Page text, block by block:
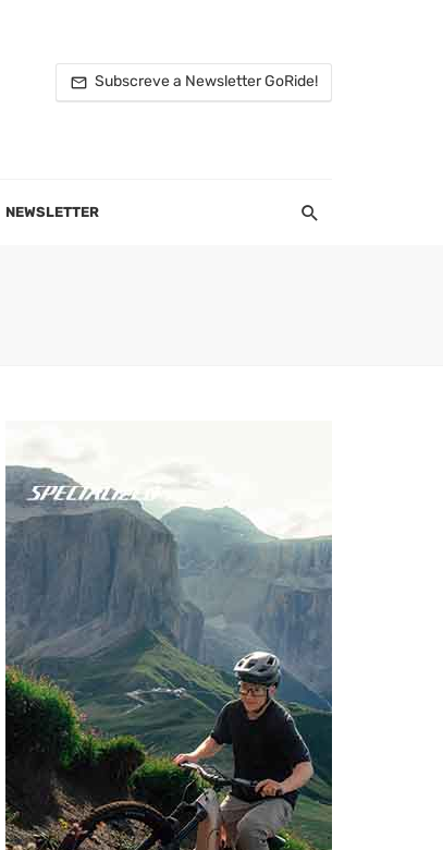
Subscreve a Newsletter GoRide!
NEWSLETTER